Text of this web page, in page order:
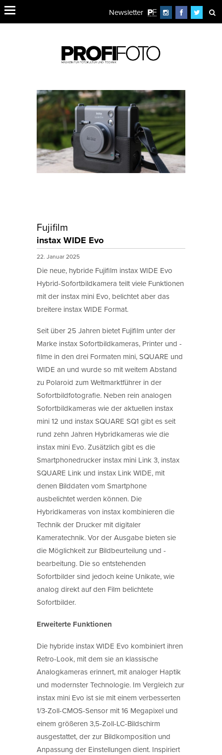
Newsletter
Fujifilm
instax WIDE Evo
22. Januar 2025
Die neue, hybride Fujifilm instax WIDE Evo
Hybrid-Sofortbildkamera teilt viele Funktionen
mit der instax mini Evo, belichtet aber das
breitere instax WIDE Format.
Seit über 25 Jahren bietet Fujifilm unter der
Marke instax Sofortbildkameras, Printer und -
filme in den drei Formaten mini, SQUARE und
WIDE an und wurde so mit weitem Abstand
zu Polaroid zum Weltmarktführer in der
Sofortbildfotografie. Neben rein analogen
Sofortbildkameras wie der aktuellen instax
mini 12 und instax SQUARE SQ1 gibt es seit
rund zehn Jahren Hybridkameras wie die
instax mini Evo. Zusätzlich gibt es die
Smartphonedrucker instax mini Link 3, instax
SQUARE Link und instax Link WIDE, mit
denen Bilddaten vom Smartphone
ausbelichtet werden können. Die
Hybridkameras von instax kombinieren die
Technik der Drucker mit digitaler
Kameratechnik. Vor der Ausgabe bieten sie
die Möglichkeit zur Bildbeurteilung und -
bearbeitung. Die so entstehenden
Sofortbilder sind jedoch keine Unikate, wie
analog direkt auf den Film belichtete
Sofortbilder.
Erweiterte Funktionen
Die hybride instax WIDE Evo kombiniert ihren
Retro-Look, mit dem sie an klassische
Analogkameras erinnert, mit analoger Haptik
und modernster Technologie. Im Vergleich zur
instax mini Evo ist sie mit einem verbesserten
1/3-Zoll-CMOS-Sensor mit 16 Megapixel und
einem größeren 3,5-Zoll-LC-Bildschirm
ausgestattet, der zur Bildkomposition und
Anpassung der Einstellungen dient. Inspiriert